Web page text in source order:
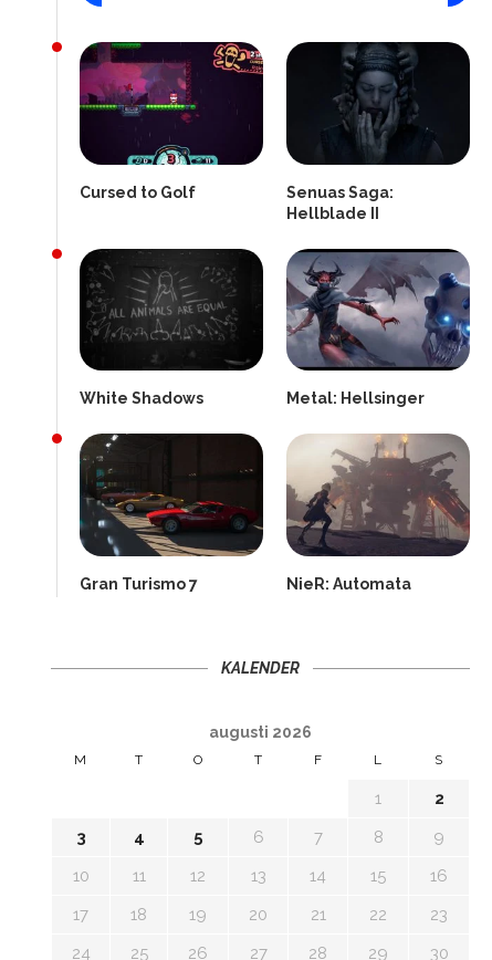
Cursed to Golf
Senuas Saga:
Hellblade II
White Shadows Metal: Hellsinger
Gran Turismo 7 NieR: Automata
KALENDER
augusti 2026
M T O T F L S
1
2
3
4 5 6 7 8
9
10
11 12 13 14 15
16
17
18 19 20 21 22
23
24
25 26 27 28 29
30